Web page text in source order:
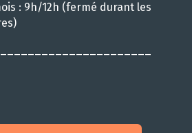
: 9h/12h (fermé durant les